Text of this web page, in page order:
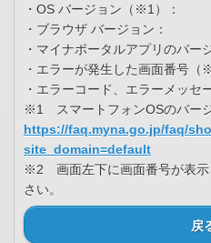
・OS バージョン（※1）：
・ブラウザ バージョン：
・マイナポータルアプリのバー
・エラーが発生した画面番号（
・エラーコード、エラーメッセ
※1 スマートフォンOSのバー
https://faq.myna.go.jp/faq/
site_domain=default
※2 画面左下に画面番号が表示
さい。
戻